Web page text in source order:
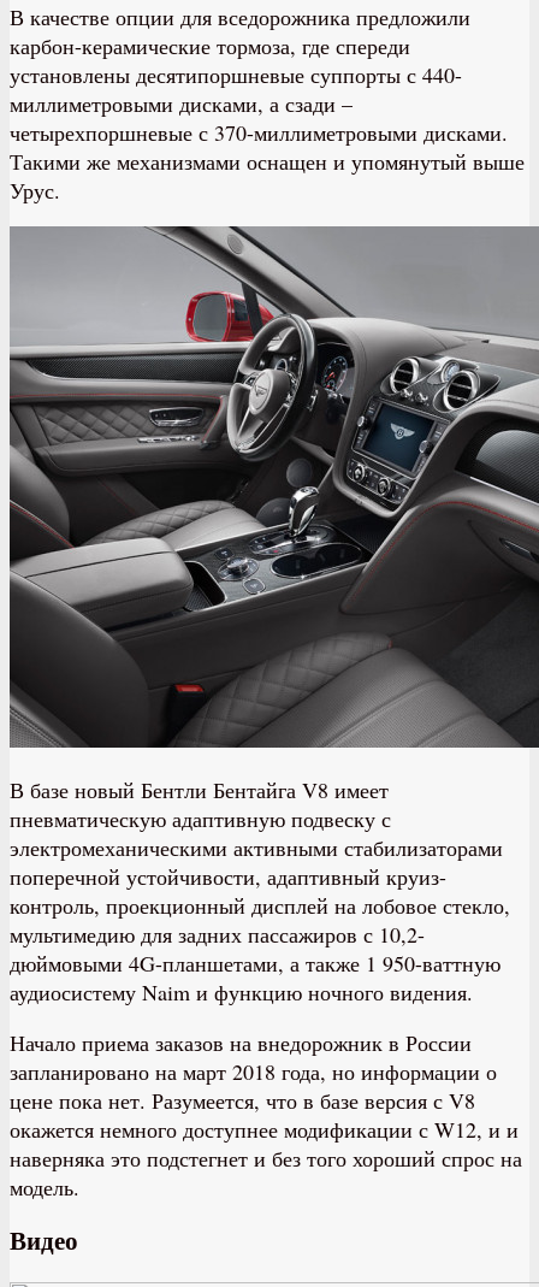
В качестве опции для вседорожника предложили
карбон-керамические тормоза, где спереди
установлены десятипоршневые суппорты с 440-
миллиметровыми дисками, а сзади –
четырехпоршневые с 370-миллиметровыми дисками.
Такими же механизмами оснащен и упомянутый выше
Урус.
В базе новый Бентли Бентайга V8 имеет
пневматическую адаптивную подвеску с
электромеханическими активными стабилизаторами
поперечной устойчивости, адаптивный круиз-
контроль, проекционный дисплей на лобовое стекло,
мультимедию для задних пассажиров с 10,2-
дюймовыми 4G-планшетами, а также 1 950-ваттную
аудиосистему Naim и функцию ночного видения.
Начало приема заказов на внедорожник в России
запланировано на март 2018 года, но информации о
цене пока нет. Разумеется, что в базе версия с V8
окажется немного доступнее модификации с W12, и и
наверняка это подстегнет и без того хороший спрос на
модель.
Видео